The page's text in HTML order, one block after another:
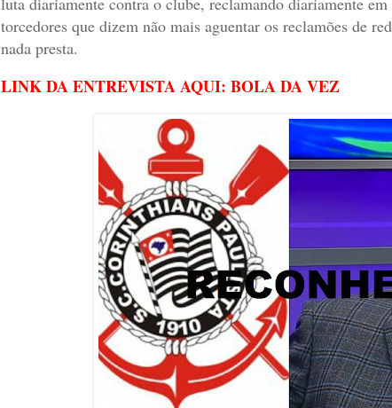
torcedores que dizem não mais aguentar os reclamões de
nada presta.
LINK DA ENTREVISTA AQUI: BOLA DA VEZ